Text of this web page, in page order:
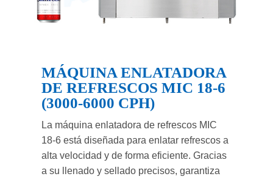
MÁQUINA ENLATADORA
DE REFRESCOS MIC 18-6
(3000-6000 CPH)
La máquina enlatadora de refrescos MIC
18-6 está diseñada para enlatar refrescos a
alta velocidad y de forma eficiente. Gracias
a su llenado y sellado precisos, garantiza